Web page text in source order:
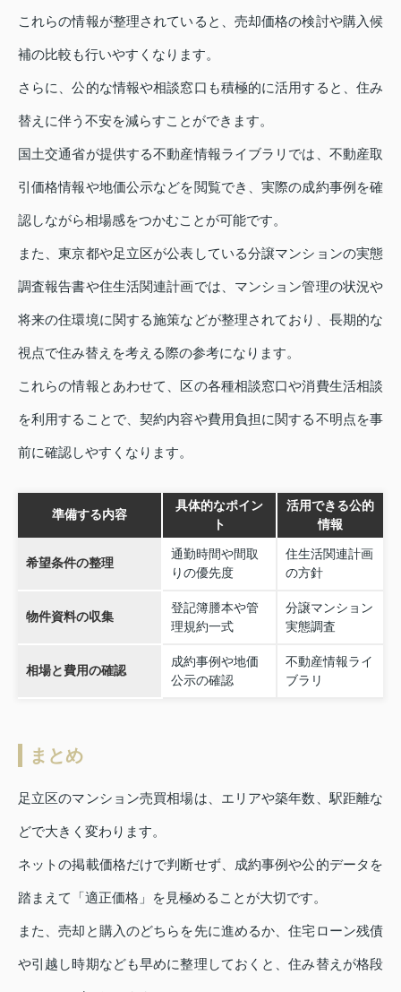
これらの情報が整理されていると、売却価格の検討や購入候
補の比較も行いやすくなります。
さらに、公的な情報や相談窓口も積極的に活用すると、住み
替えに伴う不安を減らすことができます。
国土交通省が提供する不動産情報ライブラリでは、不動産取
引価格情報や地価公示などを閲覧でき、実際の成約事例を確
認しながら相場感をつかむことが可能です。
また、東京都や足立区が公表している分譲マンションの実態
調査報告書や住生活関連計画では、マンション管理の状況や
将来の住環境に関する施策などが整理されており、長期的な
視点で住み替えを考える際の参考になります。
これらの情報とあわせて、区の各種相談窓口や消費生活相談
を利用することで、契約内容や費用負担に関する不明点を事
前に確認しやすくなります。
準備する内容
具体的なポイン
ト
活用できる公的
情報
希望条件の整理
通勤時間や間取
りの優先度
住生活関連計画
の方針
物件資料の収集
登記簿謄本や管
理規約一式
分譲マンション
実態調査
相場と費用の確認
成約事例や地価
公示の確認
不動産情報ライ
ブラリ
まとめ
足立区のマンション売買相場は、エリアや築年数、駅距離な
どで大きく変わります。
ネットの掲載価格だけで判断せず、成約事例や公的データを
踏まえて「適正価格」を見極めることが大切です。
また、売却と購入のどちらを先に進めるか、住宅ローン残債
や引越し時期なども早めに整理しておくと、住み替えが格段